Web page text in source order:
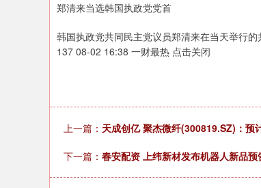
郑清来当选韩国执政党党首
韩国执政党共同民主党议员郑清来在当天举行的
137 08-02 16:38 一财最热 点击关闭
上一篇： 天成创亿 聚杰微纤(300819.SZ)：预
下一篇： 春安配资 上纬新材发布机器人新品